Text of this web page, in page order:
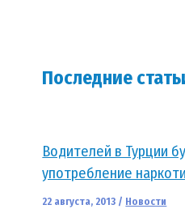
Последние
Водителей в Турции
употребление
22 августа, 2013 / Новости